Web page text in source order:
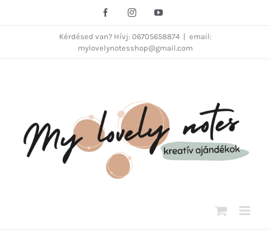
FacebookInstagramYouTube
Kérdésed van? Hívj: 06705658874
email:
mylovelynotesshop@gmail.com